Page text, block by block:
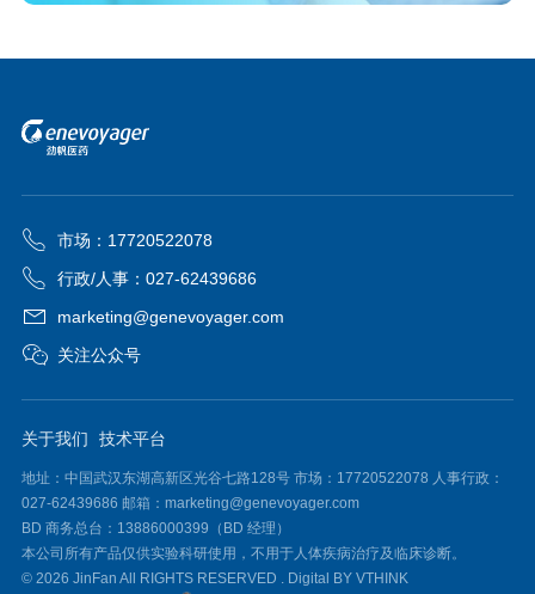
市场：17720522078
行政/人事：027-62439686
marketing@genevoyager.com
关注公众号
关于我们 技术平台
地址：中国武汉东湖高新区光谷七路128号 市场：17720522078 人事行政：
027-62439686 邮箱：marketing@genevoyager.com
BD 商务总台：13886000399（BD 经理）
本公司所有产品仅供实验科研使用，不用于人体疾病治疗及临床诊断。
© 2026 JinFan All RIGHTS RESERVED . Digital BY VTHINK